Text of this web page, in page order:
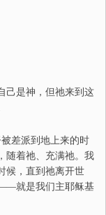
是神，但祂来到这
差派到地上来的时
着祂、充满祂。我
候，直到祂离开世
就是我们主耶稣基